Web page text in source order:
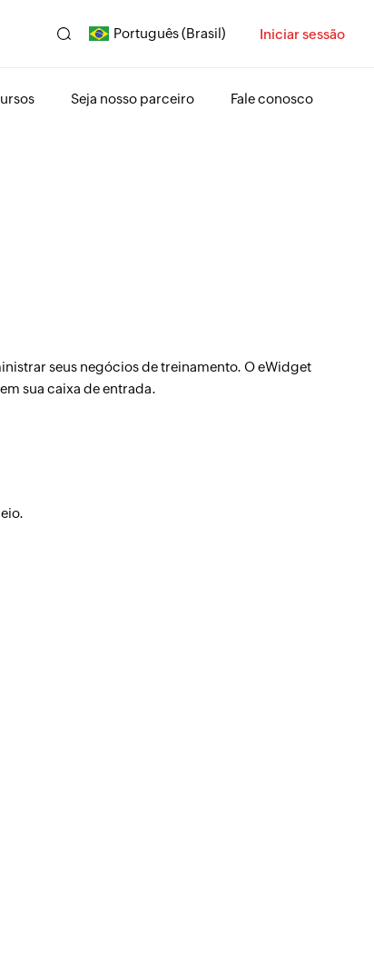
Português (Brasil) Iniciar sessão
Seja nosso parceiro Fale conosco
seus negócios de treinamento. O eWidget
sua caixa de entrada.